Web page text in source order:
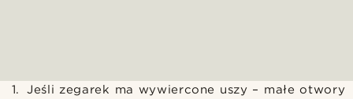
Jeśli zegarek ma wywiercone uszy – małe otwory